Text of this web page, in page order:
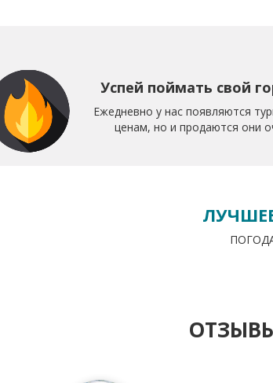
Успей поймать свой
Ежедневно у нас появляются
ценам, но и продаются они